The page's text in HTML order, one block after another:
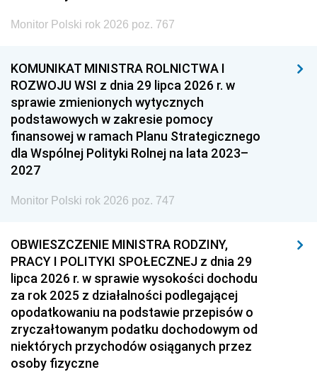
Monitor Polski rok 2026 poz. 767
KOMUNIKAT MINISTRA ROLNICTWA I
ROZWOJU WSI z dnia 29 lipca 2026 r. w
sprawie zmienionych wytycznych
podstawowych w zakresie pomocy
finansowej w ramach Planu Strategicznego
dla Wspólnej Polityki Rolnej na lata 2023–
2027
Monitor Polski rok 2026 poz. 747
OBWIESZCZENIE MINISTRA RODZINY,
PRACY I POLITYKI SPOŁECZNEJ z dnia 29
lipca 2026 r. w sprawie wysokości dochodu
za rok 2025 z działalności podlegającej
opodatkowaniu na podstawie przepisów o
zryczałtowanym podatku dochodowym od
niektórych przychodów osiąganych przez
osoby fizyczne